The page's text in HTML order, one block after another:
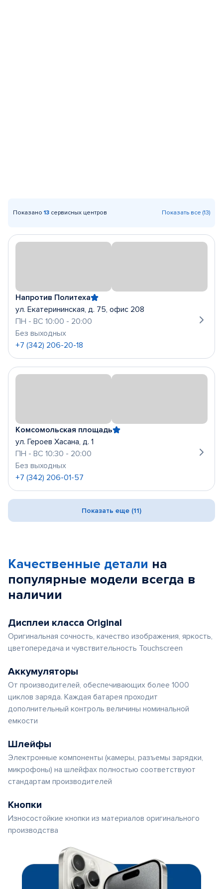
Показано 13 сервисных центров Показать все (13)
Напротив Политеха
ул. Екатерининская, д. 75, офис 208
ПН - ВС 10:00 - 20:00
Без выходных
+7 (342) 206-20-18
Комсомольская площадь
ул. Героев Хасана, д. 1
ПН - ВС 10:30 - 20:00
Без выходных
+7 (342) 206-01-57
Показать еще (11)
Качественные детали на
популярные модели всегда в
наличии
Дисплеи класса Original
Оригинальная сочность, качество изображения, яркость,
цветопередача и чувствительность Touchscreen
Аккумуляторы
От производителей, обеспечивающих более 1000
циклов заряда. Каждая батарея проходит
дополнительный контроль величины номинальной
емкости
Шлейфы
Электронные компоненты (камеры, разъемы зарядки,
микрофоны) на шлейфах полностью соответствуют
стандартам производителей
Кнопки
Износостойкие кнопки из материалов оригинального
производства